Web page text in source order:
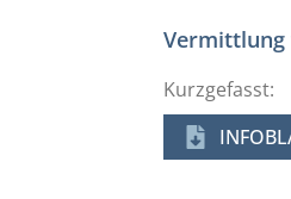
Vermittlung
Kurzgefasst: